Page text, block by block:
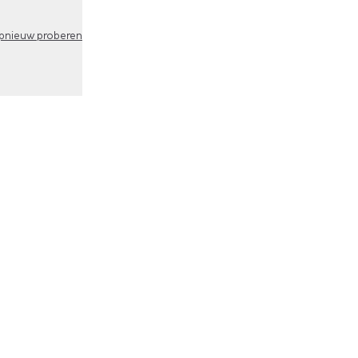
proberen